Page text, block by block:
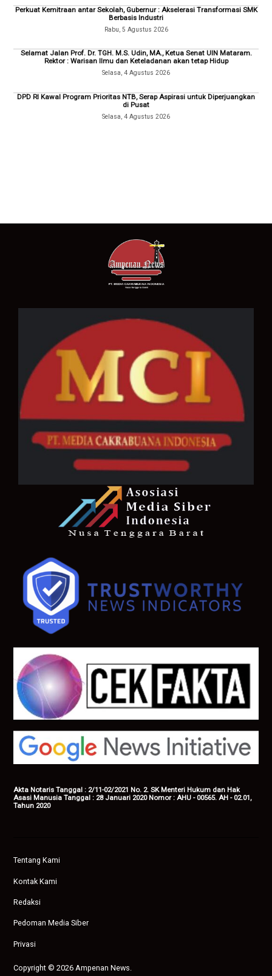
Perkuat Kemitraan antar Sekolah, Gubernur : Akselerasi Transformasi SMK
Berbasis Industri
Rabu, 5 Agustus 2026
Selamat Jalan Prof. Dr. TGH. M.S. Udin, MA., Ketua Senat UIN Mataram.
Rektor : Warisan Ilmu dan Keteladanan akan tetap Hidup
Selasa, 4 Agustus 2026
DPD RI Kawal Program Prioritas NTB, Serap Aspirasi untuk Diperjuangkan
di Pusat
Selasa, 4 Agustus 2026
Akta Notaris Tanggal : 2/11-02/2021 No. 2. SK Menteri Hukum dan Hak
Asasi Manusia Tanggal : 28 Januari 2020 Nomor : AHU - 00565. AH - 02.01,
Tahun 2020
Tentang Kami
Kontak Kami
Redaksi
Pedoman Media Siber
Privasi
Copyright © 2026 Ampenan News.